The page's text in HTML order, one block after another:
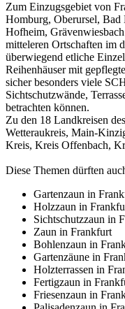
Zum Einzugsgebiet von
Homburg, Oberursel,
Hofheim,
mitteleren Ortschaften im
überwiegend etliche
Reihenhäuser mit
sicher besonders viele
Sichtschutzwände,
betrachten können.
Zu den 18 Landkreisen
Wetteraukreis, Main-
Kreis, Kreis Offenbach,
Diese Themen dürften
Gartenzaun in
Holzzaun in
Sichtschutzzaun in
Zaun in Frankfurt
Bohlenzaun in
Gartenzäune in
Holzterrassen in
Fertigzaun in
Friesenzaun in